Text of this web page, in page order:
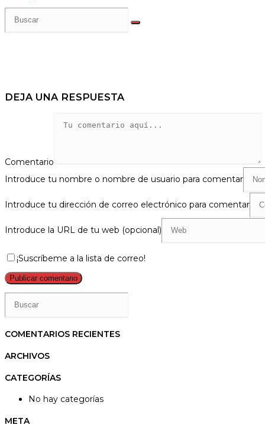
DEJA UNA RESPUESTA
Comentario
Introduce tu nombre o nombre de usuario para comentar
Introduce tu dirección de correo electrónico para comentar
Introduce la URL de tu web (opcional)
¡Suscríbeme a la lista de correo!
COMENTARIOS RECIENTES
ARCHIVOS
CATEGORÍAS
No hay categorías
META